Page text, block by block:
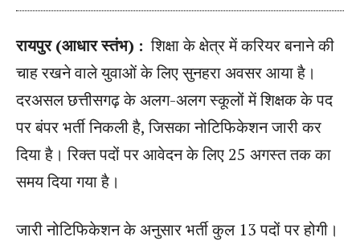
रायपुर (आधार स्तंभ) :शिक्षा के क्षेत्र में करियर बनाने की
चाह रखने वाले युवाओं के लिए सुनहरा अवसर आया है।
दरअसल छत्तीसगढ़ के अलग-अलग स्कूलों में शिक्षक के पद
पर बंपर भर्ती निकली है, जिसका नोटिफिकेशन जारी कर
दिया है। रिक्त पदों पर आवेदन के लिए 25 अगस्त तक का
समय दिया गया है।
जारी नोटिफिकेशन के अनुसार भर्ती कुल 13 पदों पर होगी।